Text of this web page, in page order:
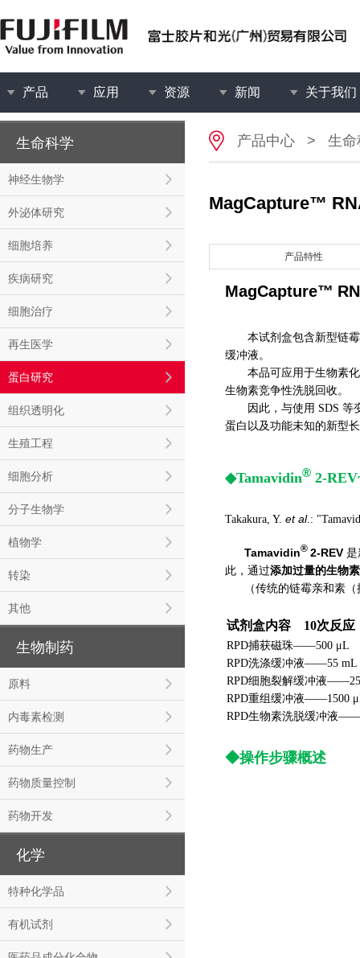
产品 应用 资源 新闻 关于我们
生命科学
神经生物学
外泌体研究
细胞培养
疾病研究
细胞治疗
再生医学
蛋白研究
组织透明化
生殖工程
细胞分析
分子生物学
植物学
转染
其他
生物制药
原料
内毒素检测
药物生产
药物质量控制
药物开发
化学
特种化学品
有机试剂
产品中心 > 生命
MagCapture™
产品特性
MagCapture™
本试剂盒包含新型链
缓冲液。
本品可应用于生物素
生物素竞争性洗脱回收。
因此，与使用 SDS
蛋白以及功能未知的新型
◆Tamavidin® 2-
Takakura, Y. et al.:
Tamavidin® 2-REV 是
此，通过添加过量的生物素
（传统的链霉亲和素
试剂盒内容 10次反应
RPD捕获磁珠——500 μL
RPD洗涤缓冲液——55 mL
RPD细胞裂解缓冲液
RPD重组缓冲液——1500
RPD生物素洗脱缓冲液
◆操作步骤概述